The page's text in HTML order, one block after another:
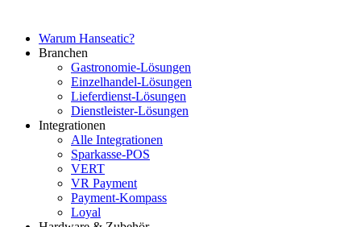
Warum Hanseatic?
Branchen
Gastronomie-Lösungen
Einzelhandel-Lösungen
Lieferdienst-Lösungen
Dienstleister-Lösungen
Integrationen
Alle Integrationen
Sparkasse-POS
VERT
VR Payment
Payment-Kompass
Loyal